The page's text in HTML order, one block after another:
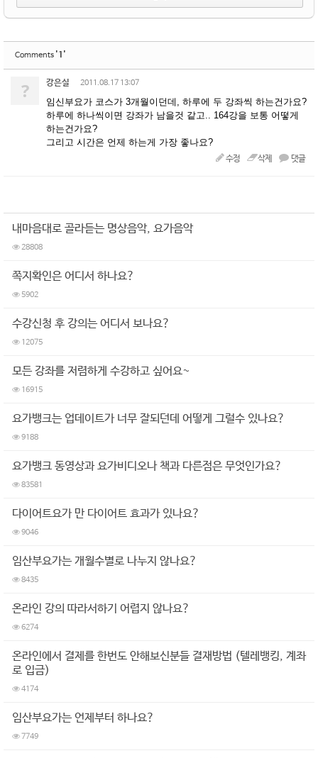
Comments '1'
? 강은실 2011.08.17 13:07
임신부요가 코스가 3개월이던데, 하루에 두 강좌씩 하는건가요?
하루에 하나씩이면 강좌가 남을것 같고.. 164강을 보통 어떻게
하는건가요?
그리고 시간은 언제 하는게 가장 좋나요?
수정 삭제 댓글
내마음대로 골라듣는 명상음악, 요가음악
28808
쪽지확인은 어디서 하나요?
5902
수강신청 후 강의는 어디서 보나요?
12075
모든 강좌를 저렴하게 수강하고 싶어요~
16915
요가뱅크는 업데이트가 너무 잘되던데 어떻게 그럴수 있나요?
9188
요가뱅크 동영상과 요가비디오나 책과 다른점은 무엇인가요?
83581
다이어트요가 만 다이어트 효과가 있나요?
9046
임산부요가는 개월수별로 나누지 않나요?
8435
온라인 강의 따라서하기 어렵지 않나요?
6274
온라인에서 결제를 한번도 안해보신분들 결재방법 (텔레뱅킹, 계좌
로 입금)
4174
임산부요가는 언제부터 하나요?
7749